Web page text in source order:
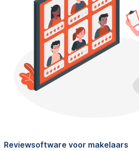
Reviewsoftware voor makelaars